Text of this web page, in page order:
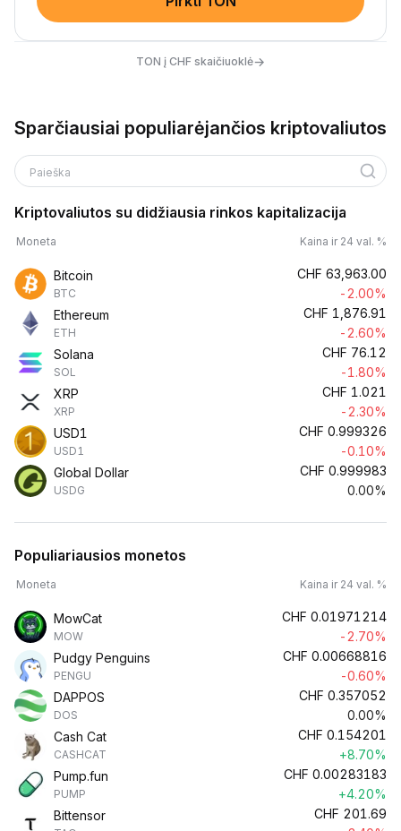
TON į CHF skaičiuoklė→
Sparčiausiai populiarėjančios kriptovaliutos
Paieška
Kriptovaliutos su didžiausia rinkos kapitalizacija
Moneta Kaina ir 24 val. %
Bitcoin
BTC
CHF 63,963.00
-2.00%
Ethereum
ETH
CHF 1,876.91
-2.60%
Solana
SOL
CHF 76.12
-1.80%
XRP
XRP
CHF 1.021
-2.30%
USD1
USD1
CHF 0.999326
-0.10%
Global Dollar
USDG
CHF 0.999983
0.00%
Populiariausios monetos
Moneta Kaina ir 24 val. %
MowCat
MOW
CHF 0.01971214
-2.70%
Pudgy Penguins
PENGU
CHF 0.00668816
-0.60%
DAPPOS
DOS
CHF 0.357052
0.00%
Cash Cat
CASHCAT
CHF 0.154201
+8.70%
Pump.fun
PUMP
CHF 0.00283183
+4.20%
Bittensor
CHF 201.69